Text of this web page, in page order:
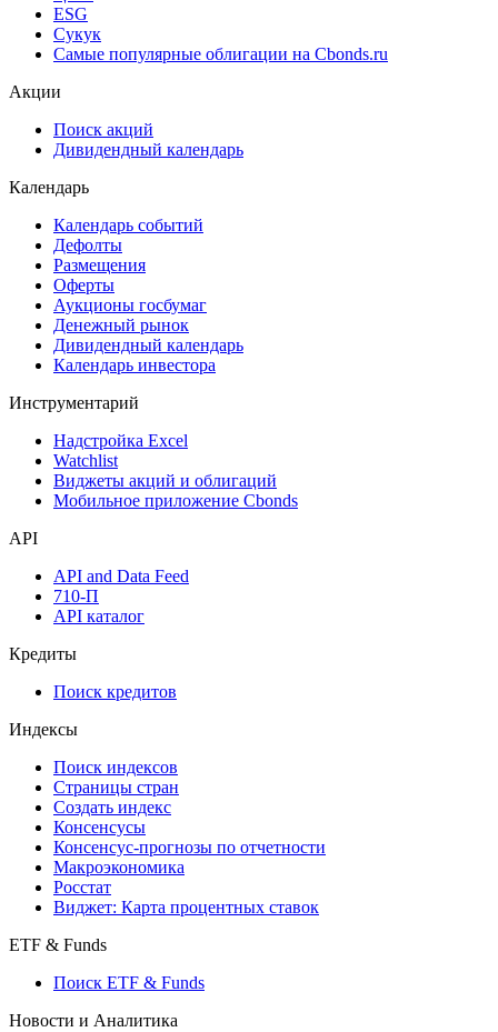
ESG
Сукук
Самые популярные облигации на Cbonds.ru
Акции
Поиск акций
Дивидендный календарь
Календарь
Календарь событий
Дефолты
Размещения
Оферты
Аукционы госбумаг
Денежный рынок
Дивидендный календарь
Календарь инвестора
Инструментарий
Надстройка Excel
Watchlist
Виджеты акций и облигаций
Мобильное приложение Cbonds
API
API and Data Feed
710-П
API каталог
Кредиты
Поиск кредитов
Индексы
Поиск индексов
Страницы стран
Создать индекс
Консенсусы
Консенсус-прогнозы по отчетности
Макроэкономика
Росстат
Виджет: Карта процентных ставок
ETF & Funds
Поиск ETF & Funds
Новости и Аналитика